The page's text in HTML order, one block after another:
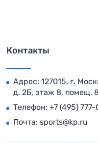
Контакты
Адрес: 127015, г.
д. 2Б, этаж 8, помещ.
Телефон: +7 (495)
Почта: sports@kp.ru